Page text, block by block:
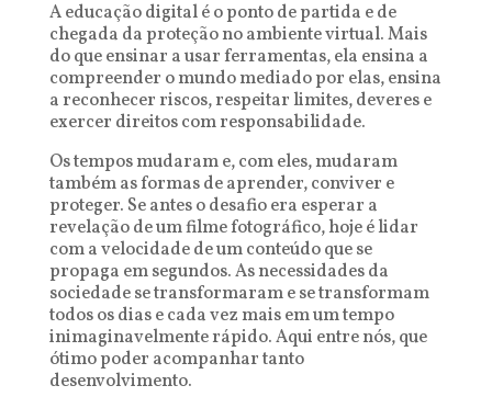
A educação digital é o ponto de partida e de
chegada da proteção no ambiente virtual. Mais
do que ensinar a usar ferramentas, ela ensina a
compreender o mundo mediado por elas, ensina
a reconhecer riscos, respeitar limites, deveres e
exercer direitos com responsabilidade.
Os tempos mudaram e, com eles, mudaram
também as formas de aprender, conviver e
proteger. Se antes o desafio era esperar a
revelação de um filme fotográfico, hoje é lidar
com a velocidade de um conteúdo que se
propaga em segundos. As necessidades da
sociedade se transformaram e se transformam
todos os dias e cada vez mais em um tempo
inimaginavelmente rápido. Aqui entre nós, que
ótimo poder acompanhar tanto
desenvolvimento.